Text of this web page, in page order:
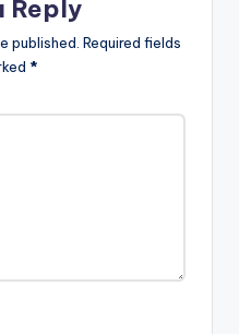
Reply
published. Required fields
*